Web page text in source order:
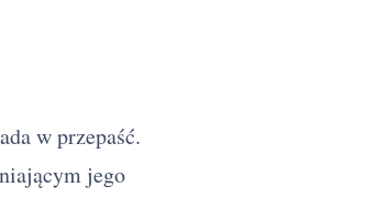
w przepaść.
jego